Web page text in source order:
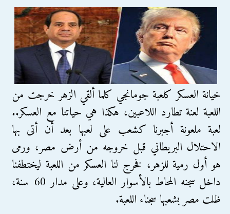
خيانة العسكر كلعبة جومانجي كلما ألقي الزهر خرجت من
اللعبة لعنة تطارد اللاعبين، هكذا هي حياتنا مع العسكر..
لعبة ملعونة أجبرنا كشعب على لعبها بعد أن أتى بها
الاحتلال البريطاني قبل خروجه من أرض مصر، ورمى
هو أول رمية للزهر، فخرج لنا العسكر من اللعبة ليختطفنا
داخل سجنه المحاط بالأسوار العالية، وعلى مدار 60 سنة،
ظلت مصر بشعبها سجناء اللعبة.